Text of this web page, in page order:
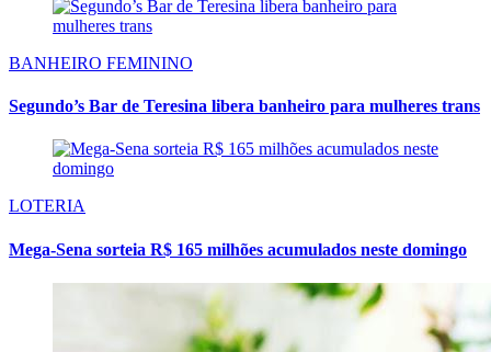
BANHEIRO FEMININO
Segundo’s Bar de Teresina libera banheiro para mulheres trans
LOTERIA
Mega-Sena sorteia R$ 165 milhões acumulados neste domingo